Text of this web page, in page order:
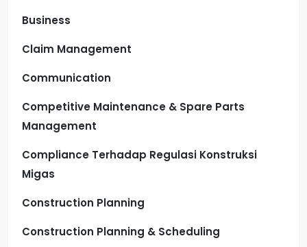
Business
Claim Management
Communication
Competitive Maintenance & Spare Parts
Management
Compliance Terhadap Regulasi Konstruksi
Migas
Construction Planning
Construction Planning & Scheduling